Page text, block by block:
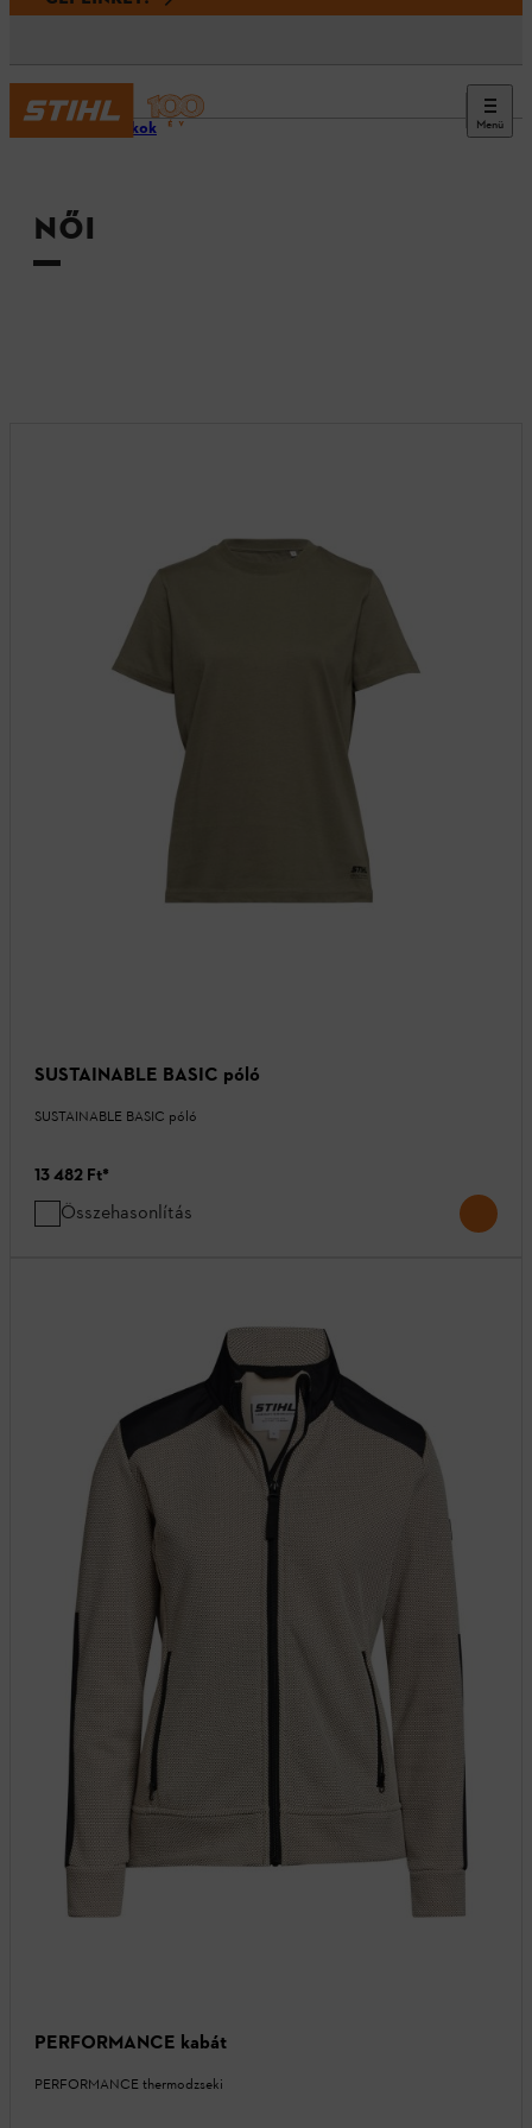
Menü
Tartozékok
NŐI
SUSTAINABLE BASIC póló
SUSTAINABLE BASIC póló
13 482 Ft*
Összehasonlítás
PERFORMANCE kabát
PERFORMANCE thermodzseki